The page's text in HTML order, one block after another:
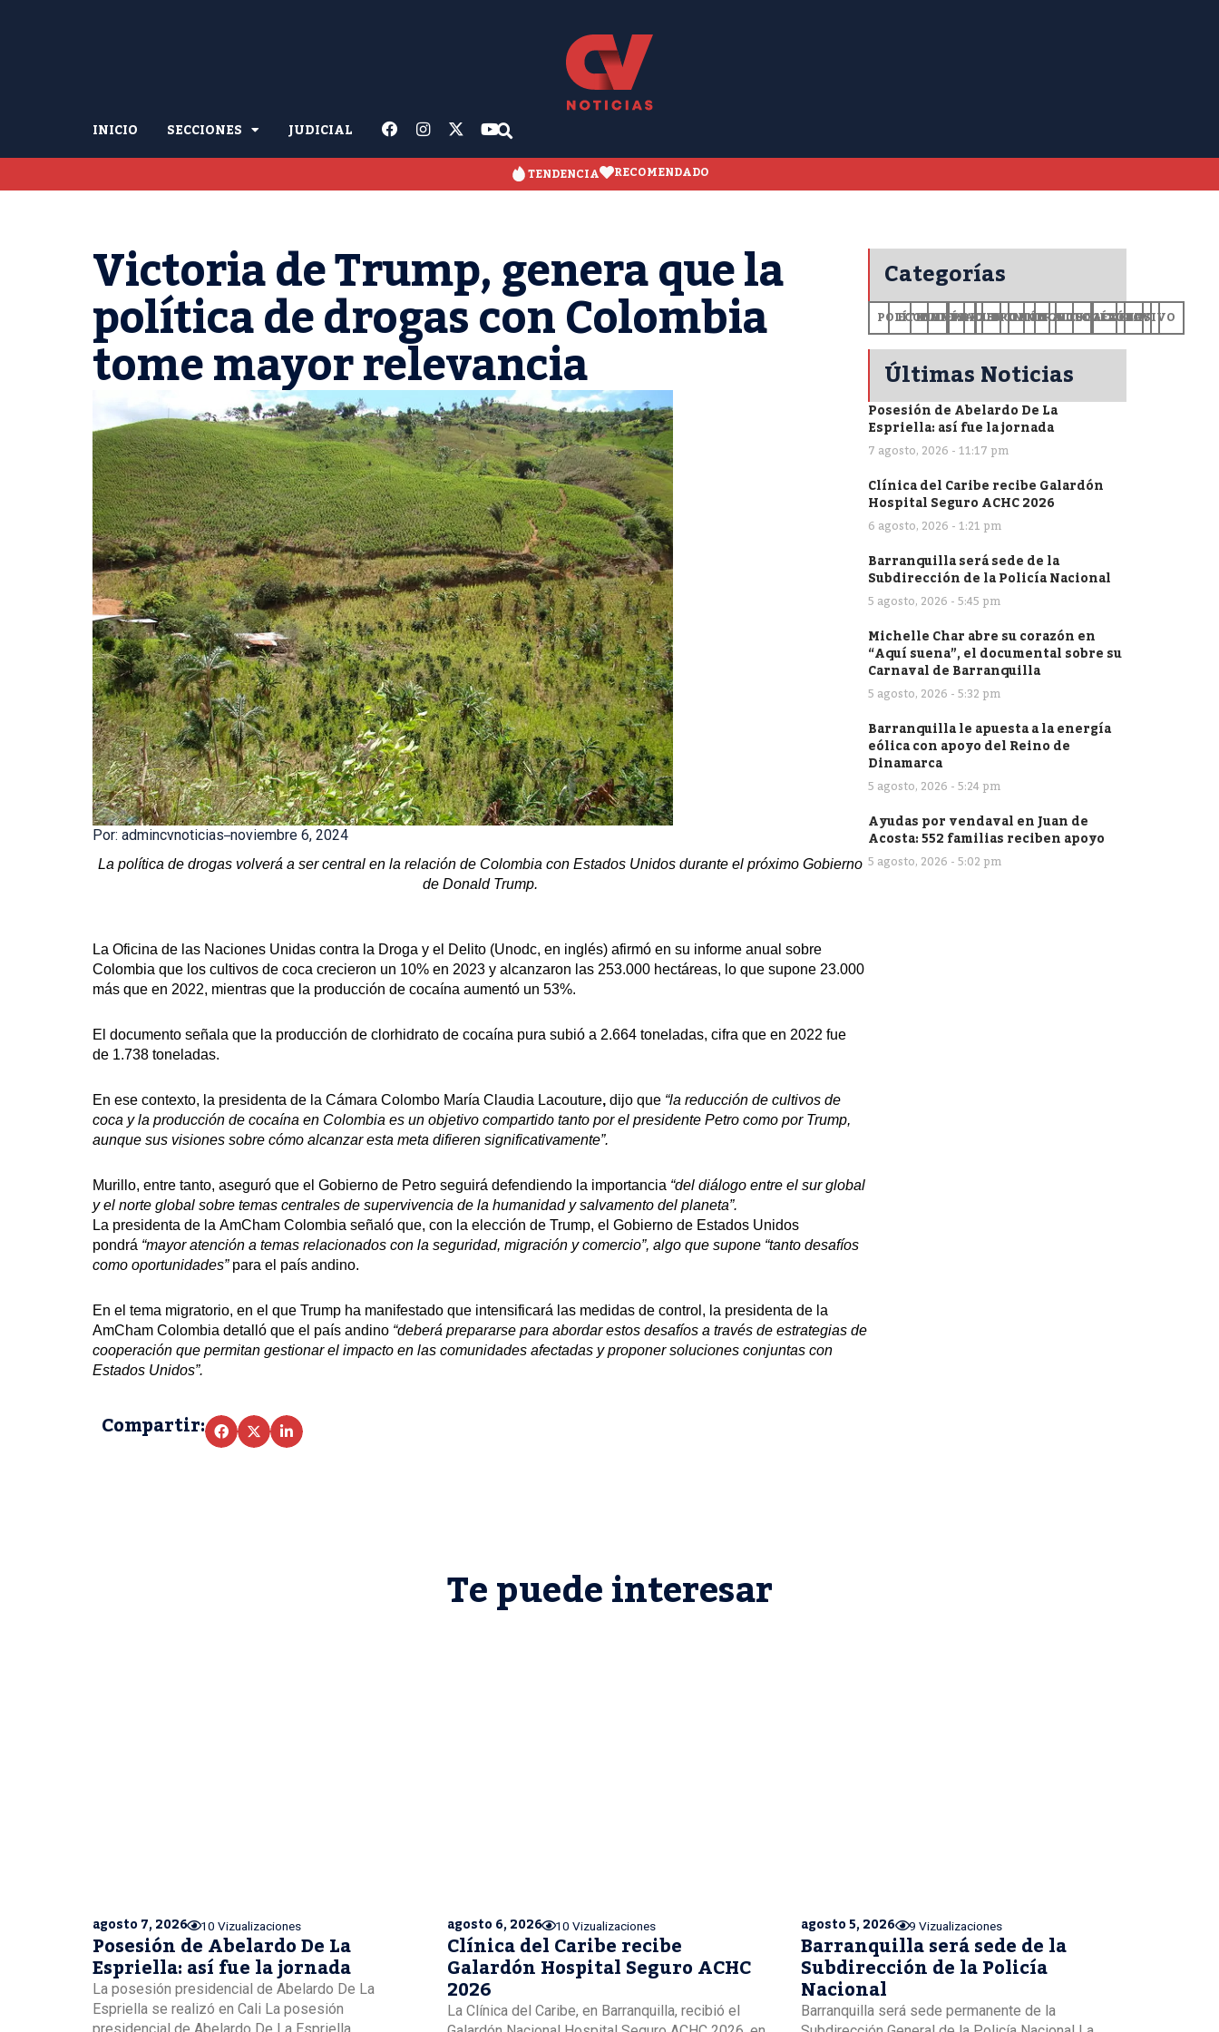
INICIO SECCIONES JUDICIAL
TENDENCIA RECOMENDADO
Victoria de Trump, genera que la
política de drogas con Colombia
tome mayor relevancia
Por: admincvnoticias noviembre 6, 2024
La política de drogas volverá a ser central en la relación de Colombia con Estados Unidos durante el próximo Gobierno
de Donald Trump.
La Oficina de las Naciones Unidas contra la Droga y el Delito (Unodc, en inglés) afirmó en su informe anual sobre
Colombia que los cultivos de coca crecieron un 10% en 2023 y alcanzaron las 253.000 hectáreas, lo que supone 23.000
más que en 2022, mientras que la producción de cocaína aumentó un 53%.
El documento señala que la producción de clorhidrato de cocaína pura subió a 2.664 toneladas, cifra que en 2022 fue
de 1.738 toneladas.
En ese contexto, la presidenta de la Cámara Colombo María Claudia Lacouture, dijo que “la reducción de cultivos de
coca y la producción de cocaína en Colombia es un objetivo compartido tanto por el presidente Petro como por Trump,
aunque sus visiones sobre cómo alcanzar esta meta difieren significativamente”.
Murillo, entre tanto, aseguró que el Gobierno de Petro seguirá defendiendo la importancia “del diálogo entre el sur global
y el norte global sobre temas centrales de supervivencia de la humanidad y salvamento del planeta”.
La presidenta de la AmCham Colombia señaló que, con la elección de Trump, el Gobierno de Estados Unidos
pondrá “mayor atención a temas relacionados con la seguridad, migración y comercio”, algo que supone “tanto desafíos
como oportunidades” para el país andino.
En el tema migratorio, en el que Trump ha manifestado que intensificará las medidas de control, la presidenta de la
AmCham Colombia detalló que el país andino “deberá prepararse para abordar estos desafíos a través de estrategias de
cooperación que permitan gestionar el impacto en las comunidades afectadas y proponer soluciones conjuntas con
Estados Unidos”.
Compartir:
Categorías
POLÍTICA
ECONOMÍA
MUNDO
DEPORTES
SALUD
CIENCIA
OPINIÓN
GENERALES
TECNOLOGÍA
EDUCACIÓN
CULTURA
EXCLUSIVO
+CV
Últimas Noticias
Posesión de Abelardo De La
Espriella: así fue la jornada
7 agosto, 2026 - 11:17 pm
Clínica del Caribe recibe Galardón
Hospital Seguro ACHC 2026
6 agosto, 2026 - 1:21 pm
Barranquilla será sede de la
Subdirección de la Policía Nacional
5 agosto, 2026 - 5:45 pm
Michelle Char abre su corazón en
“Aquí suena”, el documental sobre su
Carnaval de Barranquilla
5 agosto, 2026 - 5:32 pm
Barranquilla le apuesta a la energía
eólica con apoyo del Reino de
Dinamarca
5 agosto, 2026 - 5:24 pm
Ayudas por vendaval en Juan de
Acosta: 552 familias reciben apoyo
5 agosto, 2026 - 5:02 pm
Te puede interesar
agosto 7, 2026 10 Vizualizaciones
Posesión de Abelardo De La
Espriella: así fue la jornada
La posesión presidencial de Abelardo De La
Espriella se realizó en Cali La posesión
agosto 6, 2026 10 Vizualizaciones
Clínica del Caribe recibe
Galardón Hospital Seguro ACHC
2026
La Clínica del Caribe, en Barranquilla, recibió el
agosto 5, 2026 9 Vizualizaciones
Barranquilla será sede de la
Subdirección de la Policía
Nacional
Barranquilla será sede permanente de la